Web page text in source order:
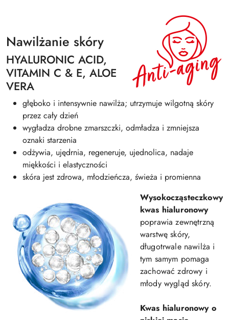
Nawilżanie skóry
HYALURONIC ACID,
VITAMIN C & E, ALOE
VERA
głęboko i intensywnie nawilża; utrzymuje wilgotną skóry
przez cały dzień
wygładza drobne zmarszczki, odmładza i zmniejsza
oznaki starzenia
odżywia, ujędrnia, regeneruje, ujednolica, nadaje
miękkości i elastyczności
skóra jest zdrowa, młodzieńcza, świeża i promienna
Wysokocząsteczkowy
kwas hialuronowy
poprawia zewnętrzną
warstwę skóry,
długotrwale nawilża i
tym samym pomaga
zachować zdrowy i
młody wygląd skóry.
Kwas hialuronowy o